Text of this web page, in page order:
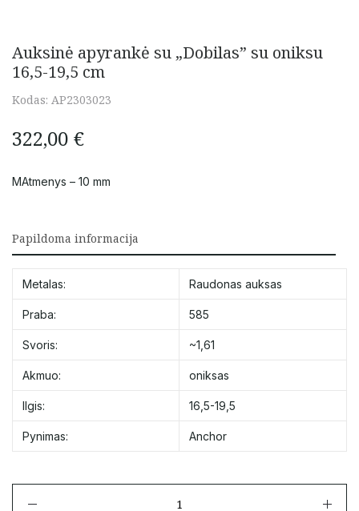
Auksinė apyrankė su „Dobilas” su oniksu
16,5-19,5 cm
Kodas: AP2303023
322,00 €
MAtmenys – 10 mm
Papildoma informacija
Metalas: Raudonas auksas
Praba: 585
Svoris: ~1,61
Akmuo: oniksas
Ilgis: 16,5-19,5
Pynimas: Anchor